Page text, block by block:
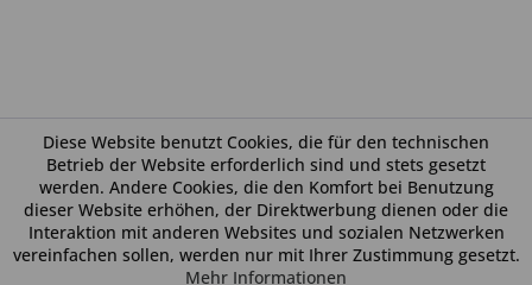
Diese Website benutzt Cookies, die für den technischen
Betrieb der Website erforderlich sind und stets gesetzt
werden. Andere Cookies, die den Komfort bei Benutzung
dieser Website erhöhen, der Direktwerbung dienen oder die
Interaktion mit anderen Websites und sozialen Netzwerken
vereinfachen sollen, werden nur mit Ihrer Zustimmung gesetzt.
Mehr Informationen